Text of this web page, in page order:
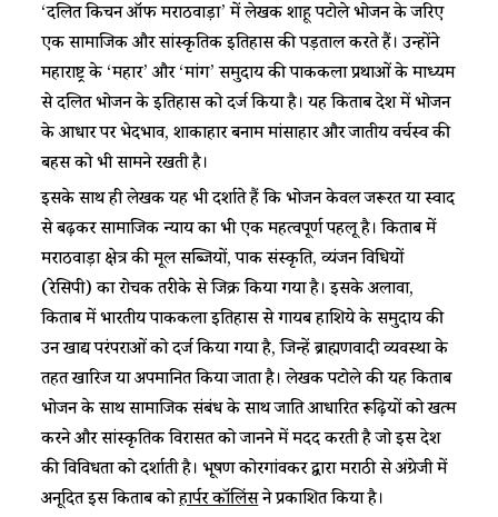
‘दलित किचन ऑफ मराठवाड़ा’ में लेखक शाहू पटोले भोजन के जरिए
एक सामाजिक और सांस्कृतिक इतिहास की पड़ताल करते हैं। उन्होंने
महाराष्ट्र के ‘महार’ और ‘मांग’ समुदाय की पाककला प्रथाओं के माध्यम
से दलित भोजन के इतिहास को दर्ज किया है। यह किताब देश में भोजन
के आधार पर भेदभाव, शाकाहार बनाम मांसाहार और जातीय वर्चस्व की
बहस को भी सामने रखती है।
इसके साथ ही लेखक यह भी दर्शाते हैं कि भोजन केवल जरूरत या स्वाद
से बढ़कर सामाजिक न्याय का भी एक महत्वपूर्ण पहलू है। किताब में
मराठवाड़ा क्षेत्र की मूल सब्जियों, पाक संस्कृति, व्यंजन विधियों
(रेसिपी) का रोचक तरीके से जिक्र किया गया है। इसके अलावा,
किताब में भारतीय पाककला इतिहास से गायब हाशिये के समुदाय की
उन खाद्य परंपराओं को दर्ज किया गया है, जिन्हें ब्राह्मणवादी व्यवस्था के
तहत खारिज या अपमानित किया जाता है। लेखक पटोले की यह किताब
भोजन के साथ सामाजिक संबंध के साथ जाति आधारित रूढ़ियों को खत्म
करने और सांस्कृतिक विरासत को जानने में मदद करती है जो इस देश
की विविधता को दर्शाती है। भूषण कोरगांवकर द्वारा मराठी से अंग्रेजी में
अनूदित इस किताब कोहार्पर कॉलिंसने प्रकाशित किया है।